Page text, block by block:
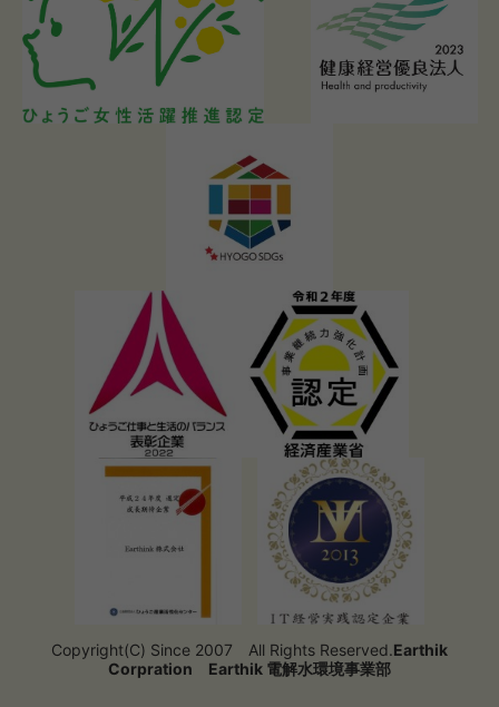
Copyright(C) Since 2007 All Rights Reserved.Earthik
Corpration
Earthik 電解水環境事業部